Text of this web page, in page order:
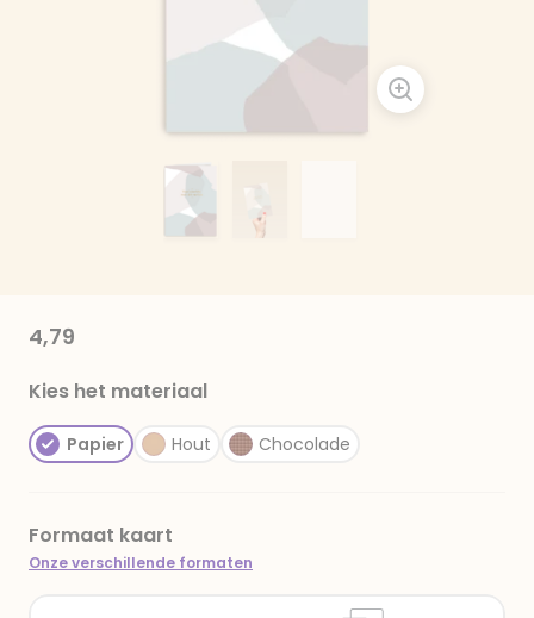
4,79
Kies het materiaal
Papier Hout Chocolade
Formaat kaart
Onze verschillende formaten